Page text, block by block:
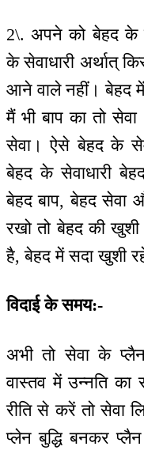
2\. अपने को बेहद के
के सेवाधारी अर्थात्
आने वाले नहीं। बेहद
मैं भी बाप का तो
सेवा। ऐसे बेहद के
बेहद के सेवाधारी
बेहद बाप, बेहद सेवा
रखो तो बेहद की खुशी
है, बेहद में सदा खुशी
विदाई के समय:-
अभी तो सेवा के
वास्तव में उन्नति
रीति से करें तो सेवा
प्लेन बुद्धि बनकर